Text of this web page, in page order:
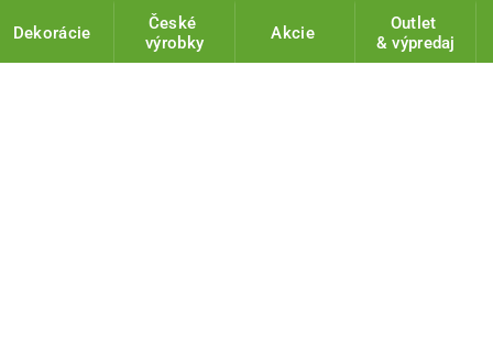
Dekorácie
České
výrobky
Akcie
Outlet
& výpredaj